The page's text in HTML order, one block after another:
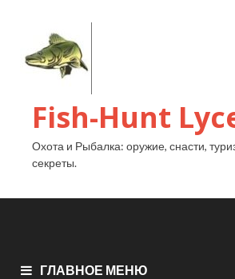
Fish-Hunt
Охота и Рыбалка: оружие, снасти,
секреты.
ГЛАВНОЕ МЕНЮ